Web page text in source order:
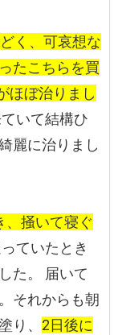
く、可哀想な
たこちらを買
ほぼ治りまし
いて結構ひ
麗に治りまし
、掻いて寝ぐ
ていたとき
た。
届いて
それからも朝
り、 2日後に